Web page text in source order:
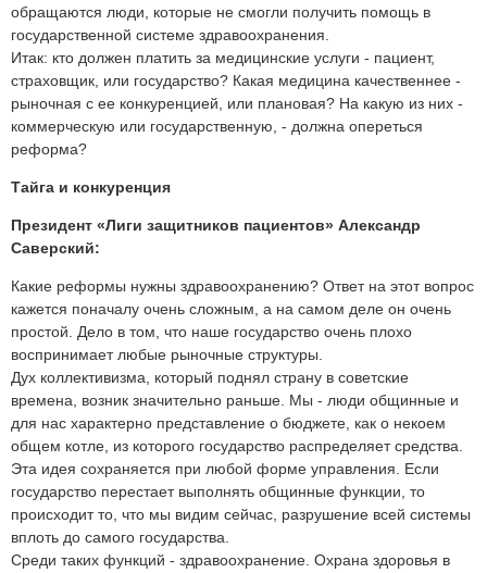
обращаются люди, которые не смогли получить помощь в
государственной системе здравоохранения.
Итак: кто должен платить за медицинские услуги - пациент,
страховщик, или государство? Какая медицина качественнее -
рыночная с ее конкуренцией, или плановая? На какую из них -
коммерческую или государственную, - должна опереться
реформа?
Тайга и конкуренция
Президент «Лиги защитников пациентов» Александр
Саверский:
Какие реформы нужны здравоохранению? Ответ на этот вопрос
кажется поначалу очень сложным, а на самом деле он очень
простой. Дело в том, что наше государство очень плохо
воспринимает любые рыночные структуры.
Дух коллективизма, который поднял страну в советские
времена, возник значительно раньше. Мы - люди общинные и
для нас характерно представление о бюджете, как о некоем
общем котле, из которого государство распределяет средства.
Эта идея сохраняется при любой форме управления. Если
государство перестает выполнять общинные функции, то
происходит то, что мы видим сейчас, разрушение всей системы
вплоть до самого государства.
Среди таких функций - здравоохранение. Охрана здоровья в